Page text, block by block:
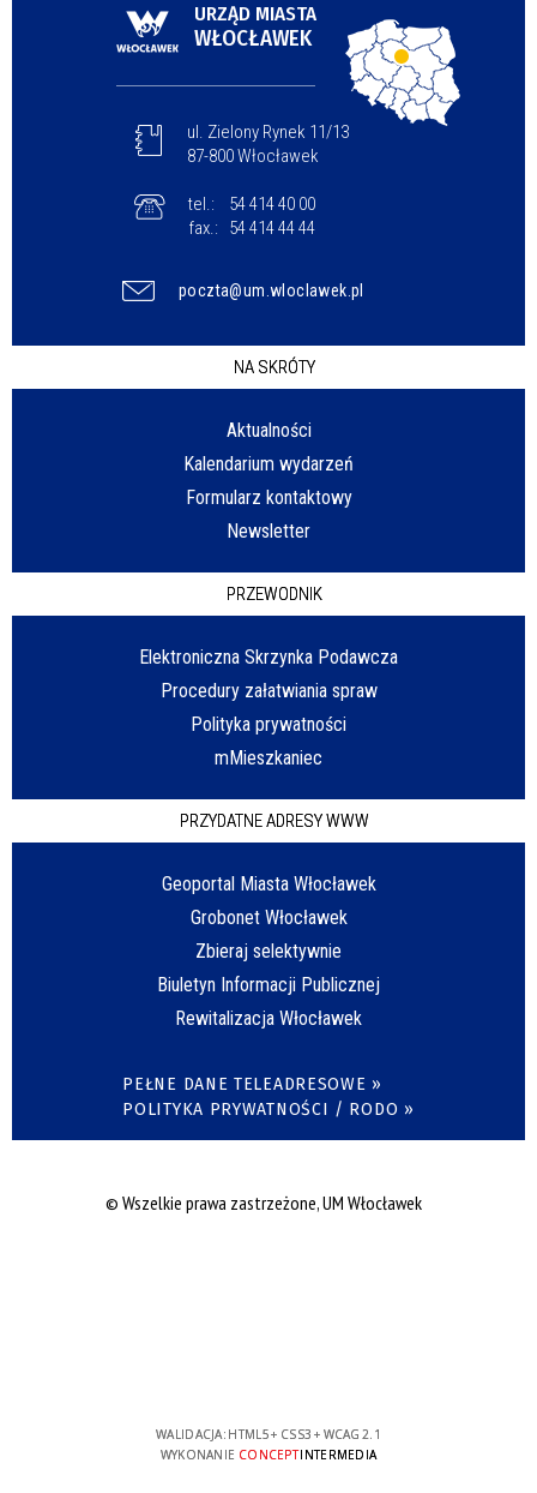
URZĄD MIASTA
WŁOCŁAWEK
ul. Zielony Rynek 11/13
87-800 Włocławek
tel.:
54 414 40 00
fax.:
54 414 44 44
poczta@um.wloclawek.pl
NA SKRÓTY
Aktualności
Kalendarium wydarzeń
Formularz kontaktowy
Newsletter
PRZEWODNIK
Elektroniczna Skrzynka Podawcza
Procedury załatwiania spraw
Polityka prywatności
mMieszkaniec
PRZYDATNE ADRESY WWW
Geoportal Miasta Włocławek
Grobonet Włocławek
Zbieraj selektywnie
Biuletyn Informacji Publicznej
Rewitalizacja Włocławek
PEŁNE DANE TELEADRESOWE »
POLITYKA PRYWATNOŚCI / RODO »
© Wszelkie prawa zastrzeżone, UM Włocławek
WALIDACJA: HTML5+ CSS3 + WCAG 2.1
WYKONANIE CONCEPTINTERMEDIA